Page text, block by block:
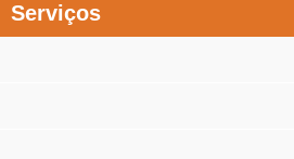
Serviços